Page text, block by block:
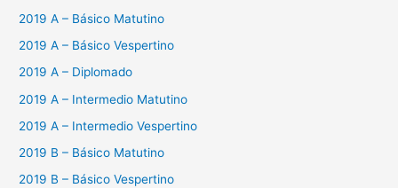
2019 A – Básico Matutino
2019 A – Básico Vespertino
2019 A – Diplomado
2019 A – Intermedio Matutino
2019 A – Intermedio Vespertino
2019 B – Básico Matutino
2019 B – Básico Vespertino